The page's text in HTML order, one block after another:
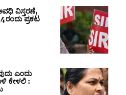
ವಿಸ್ತರಣೆ,
ಪ್ರಕಟ
ಎಂದು
ಕೇಳಲಿ :